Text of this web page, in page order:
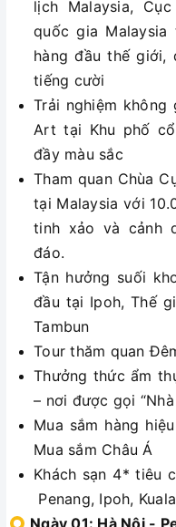
lịch Malaysia,
quốc gia
hàng đầu thế giới,
tiếng cười
Trải nghiệm không
Art tại Khu phố
đầy màu sắc
Tham quan Chùa
tại Malaysia với
tinh xảo và cảnh
đáo.
Tận hưởng suối
đầu tại Ipoh, Thế
Tambun
Tour thăm quan
Thưởng thức ẩm
– nơi được gọi
Mua sắm hàng
Mua sắm Châu Á
Khách sạn 4* tiêu
Penang, Ipoh,